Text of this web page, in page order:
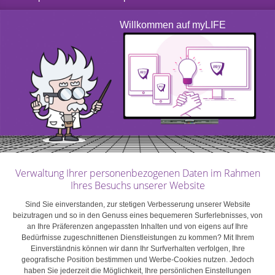
Den Preis verstehen – der Schlüssel
zum richtigen Verhandeln
Bevor Sie sich in Verhandlungen stürzen, sollten Sie Ihre
finanzielle Situation genau kennen.my|PROJECT
Ihnen dabei und simuliert Ihre genaue Situation und ihre
finanziellen Limits, die Sie im Zuge der
Preisverhandlung kennen sollten.
Unabhängig vom Typ der Immobilie und seiner Lage
bleibt zu bedenken, dass Ihre Verhandlungsmacht
zwischen dem veranschlagten Preis und dem reellen
Marktwert der Immobilie liegt und dementsprechend
begrenzt ist. Für eine preislich zu hoch angesetzte
Immobilie ist die Nachfrage wesentlich geringer, was den
Willkommen auf myLIFE
Verwaltung Ihrer personenbezogenen Daten im Rahmen
Ihres Besuchs unserer Website
Sind Sie einverstanden, zur stetigen Verbesserung unserer Website
beizutragen und so in den Genuss eines bequemeren Surferlebnisses, von
an Ihre Präferenzen angepassten Inhalten und von eigens auf Ihre
Bedürfnisse zugeschnittenen Dienstleistungen zu kommen? Mit Ihrem
Einverständnis können wir dann Ihr Surfverhalten verfolgen, Ihre
geografische Position bestimmen und Werbe-Cookies nutzen. Jedoch
haben Sie jederzeit die Möglichkeit, Ihre persönlichen Einstellungen